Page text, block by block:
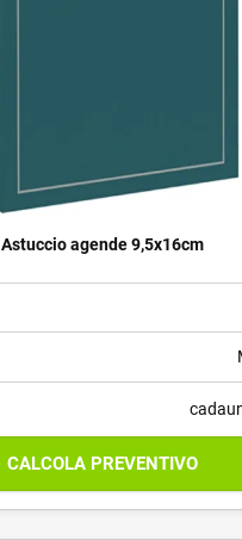
Astuccio agende 9,5x16cm
CALCOLA PREVENTIVO